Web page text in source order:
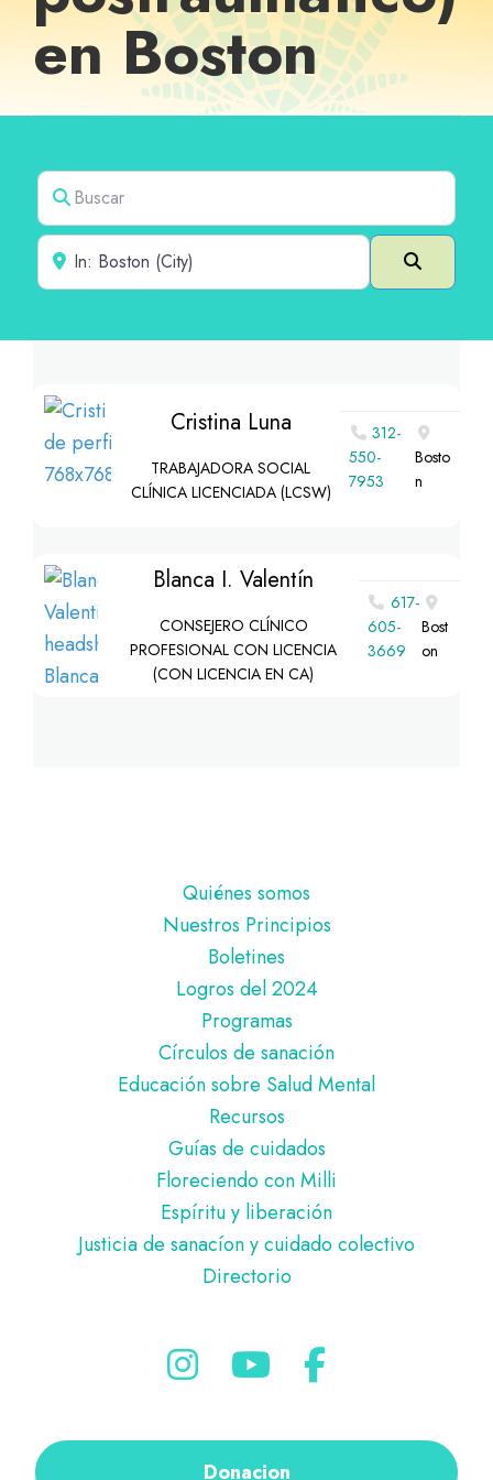
en Boston
Buscar
Cerca de
Buscar
Cristina Luna
TRABAJADORA SOCIAL
CLÍNICA LICENCIADA (LCSW)
312-
550-
7953
Bosto
n
Blanca I. Valentín
CONSEJERO CLÍNICO
PROFESIONAL CON LICENCIA
(CON LICENCIA EN CA)
617-
605-
3669
Bost
on
Quiénes somos
Nuestros Principios
Boletines
Logros del 2024
Programas
Círculos de sanación
Educación sobre Salud Mental
Recursos
Guías de cuidados
Floreciendo con Milli
Espíritu y liberación
Justicia de sanacíon y cuidado colectivo
Directorio
Donacion